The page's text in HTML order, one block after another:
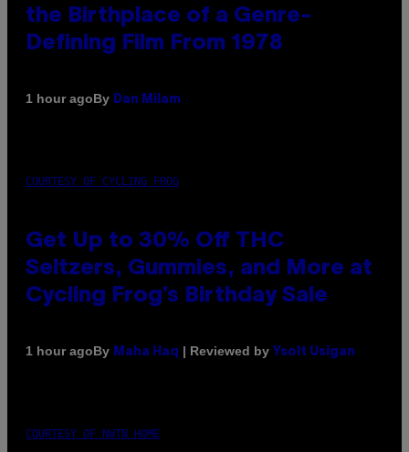
the Birthplace of a Genre-
Defining Film From 1978
1 hour agoBy Dan Milam
COURTESY OF CYCLING FROG
Get Up to 30% Off THC
Seltzers, Gummies, and More at
Cycling Frog’s Birthday Sale
1 hour agoBy Maha Haq | Reviewed by Ysolt Usigan
COURTESY OF NWTN HOME